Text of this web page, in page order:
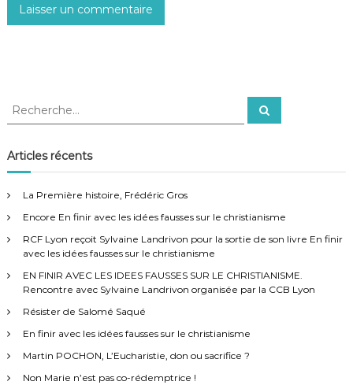
R
h
e
c
h
e
R
e
c
Articles récents
La Première histoire, Frédéric Gros
Encore En finir avec les idées fausses sur le christianisme
RCF Lyon reçoit Sylvaine Landrivon pour la sortie de son livre En finir
avec les idées fausses sur le christianisme
EN FINIR AVEC LES IDEES FAUSSES SUR LE CHRISTIANISME.
Rencontre avec Sylvaine Landrivon organisée par la CCB Lyon
Résister de Salomé Saqué
En finir avec les idées fausses sur le christianisme
Martin POCHON, L’Eucharistie, don ou sacrifice ?
Non Marie n’est pas co-rédemptrice !